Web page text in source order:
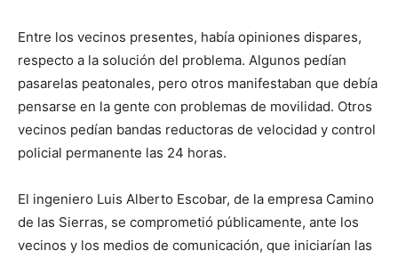
Entre los vecinos presentes, había opiniones dispares,
respecto a la solución del problema. Algunos pedían
pasarelas peatonales, pero otros manifestaban que debía
pensarse en la gente con problemas de movilidad. Otros
vecinos pedían bandas reductoras de velocidad y control
policial permanente las 24 horas.
El ingeniero Luis Alberto Escobar, de la empresa Camino
de las Sierras, se comprometió públicamente, ante los
vecinos y los medios de comunicación, que iniciarían las